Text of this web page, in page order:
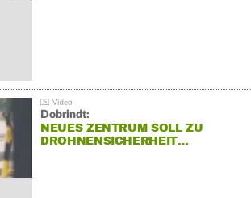
Dobrindt:
NEUES ZENTRUM SOLL ZU
DROHNENSICHERHEIT…